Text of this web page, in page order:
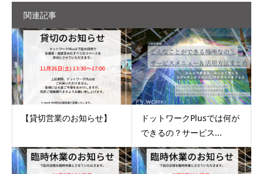
関連記事
【貸切営業のお知らせ】
ドットワークPlusでは何が
できるの？サービス...